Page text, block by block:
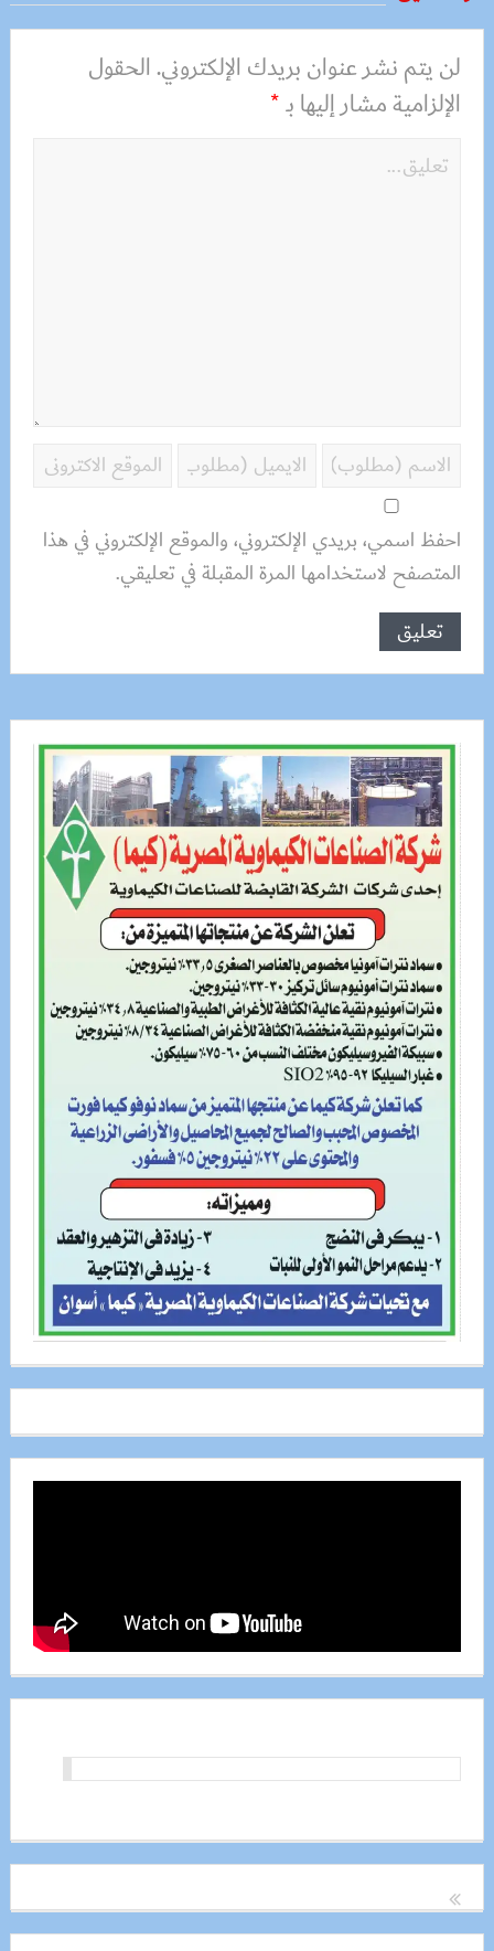
لن يتم نشر عنوان بريدك الإلكتروني.الحقول
الإلزامية مشار إليها بـ*
احفظ اسمي، بريدي الإلكتروني، والموقع الإلكتروني في هذا
المتصفح لاستخدامها المرة المقبلة في تعليقي.